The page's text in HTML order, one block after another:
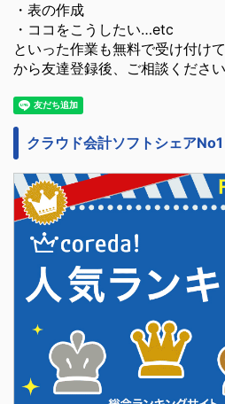
・表の作成
・ココをこうしたい…etc
といった作業も無料で受け付け
から友達登録後、ご相談ください
クラウド会計ソフトシェアNo1